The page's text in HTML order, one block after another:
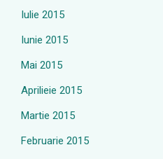
Iulie 2015
Iunie 2015
Mai 2015
Aprilieie 2015
Martie 2015
Februarie 2015